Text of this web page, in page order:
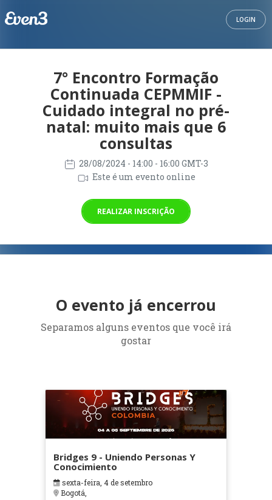
LOGIN
7° Encontro Formação
Continuada CEPMMIF -
Cuidado integral no pré-
natal: muito mais que 6
consultas
28/08/2024 - 14:00 - 16:00 GMT-3
Este é um evento online
REALIZAR INSCRIÇÃO
O evento já encerrou
Separamos alguns eventos que você irá
gostar
Bridges 9 - Uniendo Personas Y
Conocimiento
sexta-feira, 4 de setembro
Bogotá,